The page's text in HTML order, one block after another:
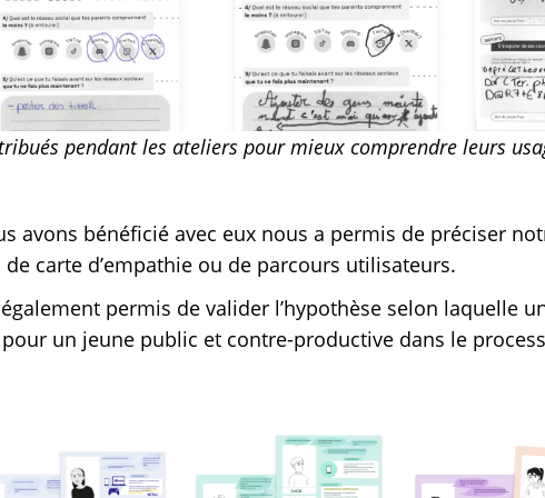
pendant les ateliers pour mieux comprendre leurs
avons bénéficié avec eux nous a permis de préciser
carte d’empathie ou de parcours utilisateurs.
permis de valider l’hypothèse selon laquelle
un jeune public et contre-productive dans le